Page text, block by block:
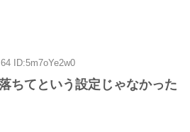
ID:5m7oYe2w0
ちてという設定じゃなかった